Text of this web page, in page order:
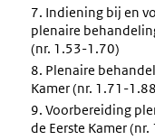
7. Indiening bij en
plenaire
(nr. 1.53-1.70)
8. Plenaire
Kamer (nr. 1.71-
9. Voorbereiding
de Eerste Kamer